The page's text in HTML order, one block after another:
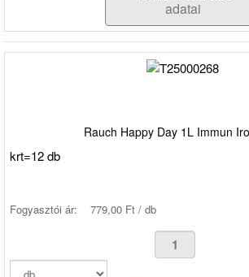
adatai
Rauch Happy Day 1L Immun
krt=12 db
Fogyasztói ár: 779,00 Ft / db